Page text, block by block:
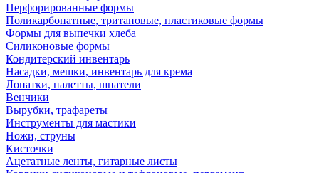
Перфорированные формы
Поликарбонатные, тритановые, пластиковые формы
Формы для выпечки хлеба
Силиконовые формы
Кондитерский инвентарь
Насадки, мешки, инвентарь для крема
Лопатки, палетты, шпатели
Венчики
Вырубки, трафареты
Инструменты для мастики
Ножи, струны
Кисточки
Ацетатные ленты, гитарные листы